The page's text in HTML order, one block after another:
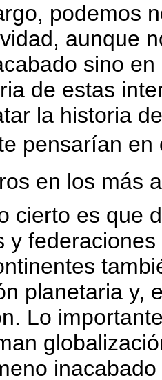
podemos
aunque
sino
de estas
la historia
pensarían en
en los más
cierto es que
y
planetaria y,
Lo